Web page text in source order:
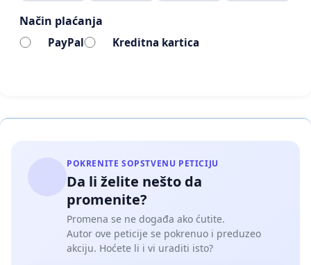
Način plaćanja
PayPal Kreditna kartica
POKRENITE SOPSTVENU PETICIJU
Da li želite nešto da
promenite?
Promena se ne događa ako ćutite.
Autor ove peticije se pokrenuo i preduzeo
akciju. Hoćete li i vi uraditi isto?